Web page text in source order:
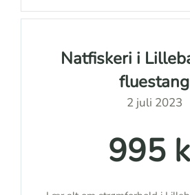
Natfiskeri i
fluestang
2 juli 2023
995